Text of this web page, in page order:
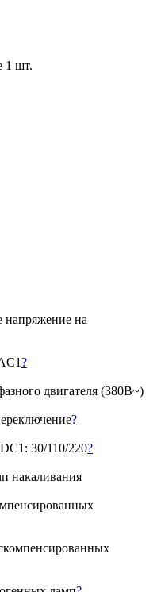
1 шт.
напряжение на
?
двигателя (380В~)
?
30/110/220?
накаливания